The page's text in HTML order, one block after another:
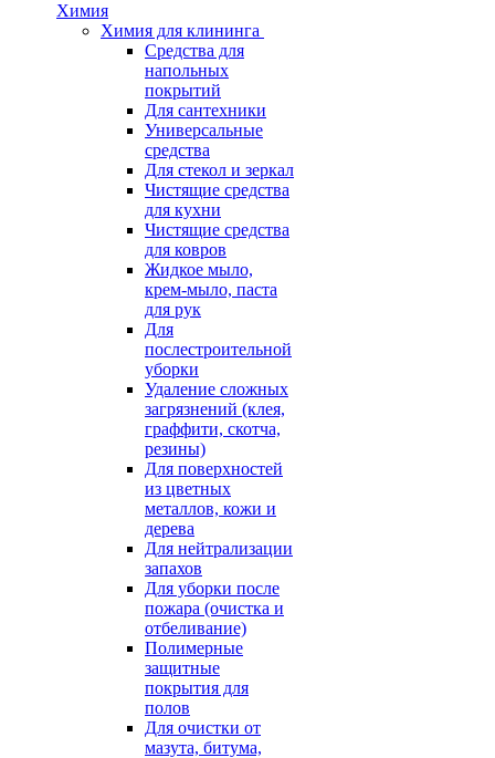
Химия
Химия для клининга
Средства для
напольных
покрытий
Для сантехники
Универсальные
средства
Для стекол и зеркал
Чистящие средства
для кухни
Чистящие средства
для ковров
Жидкое мыло,
крем-мыло, паста
для рук
Для
послестроительной
уборки
Удаление сложных
загрязнений (клея,
граффити, скотча,
резины)
Для поверхностей
из цветных
металлов, кожи и
дерева
Для нейтрализации
запахов
Для уборки после
пожара (очистка и
отбеливание)
Полимерные
защитные
покрытия для
полов
Для очистки от
мазута, битума,